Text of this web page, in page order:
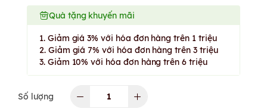
Quà tặng khuyến mãi
1. Giảm giá 3% với hóa đơn hàng trên 1 triệu
2. Giảm giá 7% với hóa đơn hàng trên 3 triệu
3. Giảm 10% với hóa đơn hàng trên 6 triệu
Số lượng